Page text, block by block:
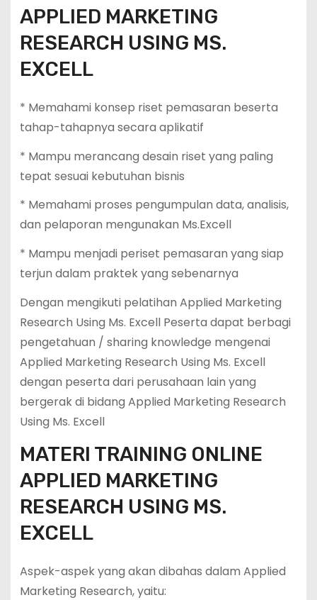
APPLIED MARKETING
RESEARCH USING MS.
EXCELL
* Memahami konsep riset pemasaran beserta
tahap-tahapnya secara aplikatif
* Mampu merancang desain riset yang paling
tepat sesuai kebutuhan bisnis
* Memahami proses pengumpulan data, analisis,
dan pelaporan mengunakan Ms.Excell
* Mampu menjadi periset pemasaran yang siap
terjun dalam praktek yang sebenarnya
Dengan mengikuti pelatihan Applied Marketing
Research Using Ms. Excell Peserta dapat berbagi
pengetahuan / sharing knowledge mengenai
Applied Marketing Research Using Ms. Excell
dengan peserta dari perusahaan lain yang
bergerak di bidang Applied Marketing Research
Using Ms. Excell
MATERI TRAINING ONLINE
APPLIED MARKETING
RESEARCH USING MS.
EXCELL
Aspek-aspek yang akan dibahas dalam Applied
Marketing Research, yaitu: